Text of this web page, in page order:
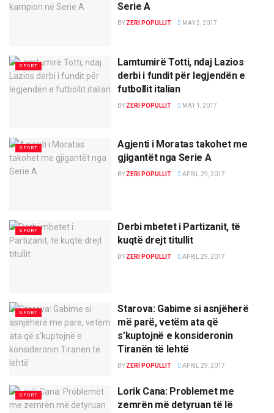
Serie A
BY ZERI POPULLIT MAY 2, 2017
SPORT
Lamtumirë Totti, ndaj Lazios
derbi i fundit për legjendën e
futbollit italian
BY ZERI POPULLIT MAY 1, 2017
SPORT
Agjenti i Moratas takohet me
gjigantët nga Serie A
BY ZERI POPULLIT APRIL 29, 2017
SPORT
Derbi mbetet i Partizanit, të
kuqtë drejt titullit
BY ZERI POPULLIT APRIL 29, 2017
SPORT
Starova: Gabime si asnjëherë
më parë, vetëm ata që
s’kuptojnë e konsideronin
Tiranën të lehtë
BY ZERI POPULLIT APRIL 29, 2017
SPORT
Lorik Cana: Problemet me
zemrën më detyruan të lë